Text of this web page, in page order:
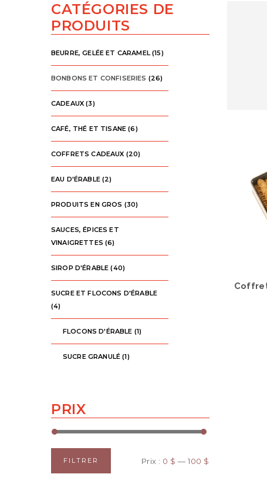
CATÉGORIES DE
PRODUITS
BEURRE, GELÉE ET CARAMEL (15)
BONBONS ET CONFISERIES (26)
CADEAUX (3)
CAFÉ, THÉ ET TISANE (6)
COFFRETS CADEAUX (20)
EAU D'ÉRABLE (2)
PRODUITS EN GROS (30)
SAUCES, ÉPICES ET
VINAIGRETTES (6)
SIROP D'ÉRABLE (40)
SUCRE ET FLOCONS D'ÉRABLE
(4)
FLOCONS D'ÉRABLE (1)
SUCRE GRANULÉ (1)
PRIX
FILTRER Prix : 0 $ —100 $